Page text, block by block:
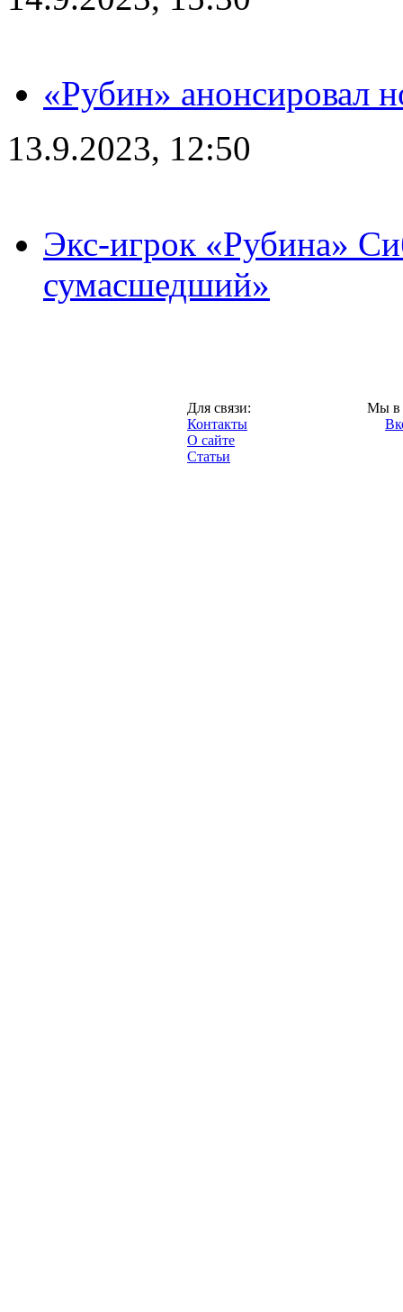
«Рубин» анонсировал
13.9.2023, 12:50
Экс-игрок «Рубина»
сумасшедший»
Для связи:
Контакты
О сайте
Статьи
Мы в